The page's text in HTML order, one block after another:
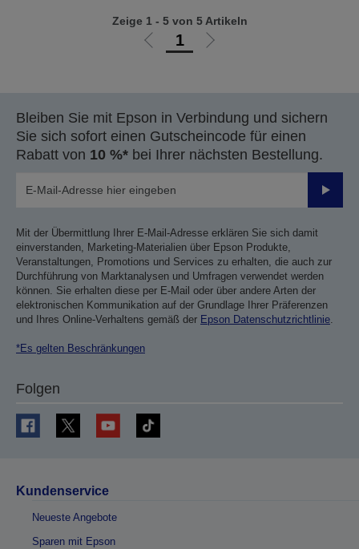
Zur
1
Zur
Zeige 1 - 5 von 5 Artikeln
Bleiben Sie mit Epson in Verbindung und sichern
Sie sich sofort einen Gutscheincode für einen
Rabatt von 10 %* bei Ihrer nächsten Bestellung.
Mit der Übermittlung Ihrer E-Mail-Adresse erklären Sie sich damit
einverstanden, Marketing-Materialien über Epson Produkte,
Veranstaltungen, Promotions und Services zu erhalten, die auch zur
Durchführung von Marktanalysen und Umfragen verwendet werden
können. Sie erhalten diese per E-Mail oder über andere Arten der
elektronischen Kommunikation auf der Grundlage Ihrer Präferenzen
und Ihres Online-Verhaltens gemäß der Epson Datenschutzrichtlinie.
*Es gelten Beschränkungen
Folgen
Kundenservice
Neueste Angebote
Sparen mit Epson